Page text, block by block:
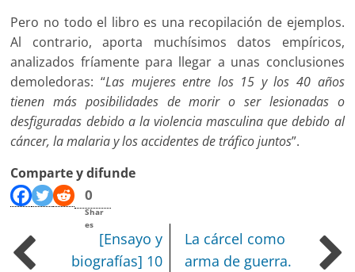
Pero no todo el libro es una recopilación de ejemplos.
Al contrario, aporta muchísimos datos empíricos,
analizados fríamente para llegar a unas conclusiones
demoledoras: “Las mujeres entre los 15 y los 40 años
tienen más posibilidades de morir o ser lesionadas o
desfiguradas debido a la violencia masculina que debido al
cáncer, la malaria y los accidentes de tráfico juntos”.
Comparte y difunde
0
Shar
es
[Ensayo y
biografías] 10
La cárcel como
arma de guerra.